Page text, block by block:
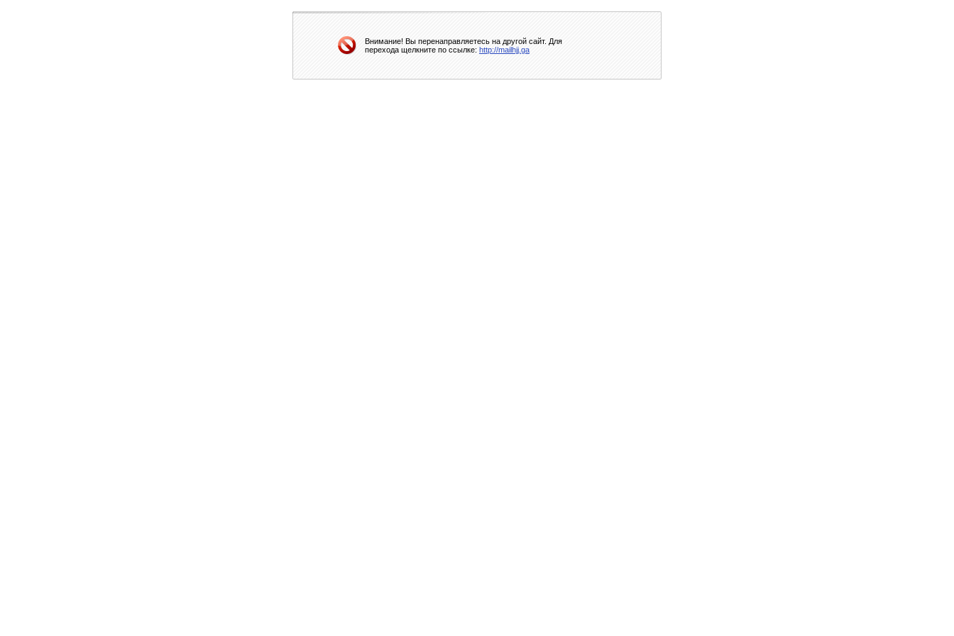
Внимание! Вы перенаправляетесь на другой сайт. Для
перехода щелкните по ссылке: http://mailhjj.ga